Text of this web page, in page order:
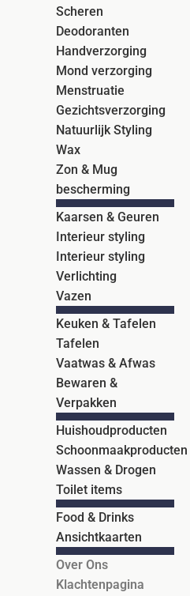
Scheren
Deodoranten
Handverzorging
Mond verzorging
Menstruatie
Gezichtsverzorging
Natuurlijk Styling
Wax
Zon & Mug
bescherming
Kaarsen & Geuren
Interieur styling
Interieur styling
Verlichting
Vazen
Keuken & Tafelen
Tafelen
Vaatwas & Afwas
Bewaren &
Verpakken
Huishoudproducten
Schoonmaakproducten
Wassen & Drogen
Toilet items
Food & Drinks
Ansichtkaarten
Over Ons
Klachtenpagina